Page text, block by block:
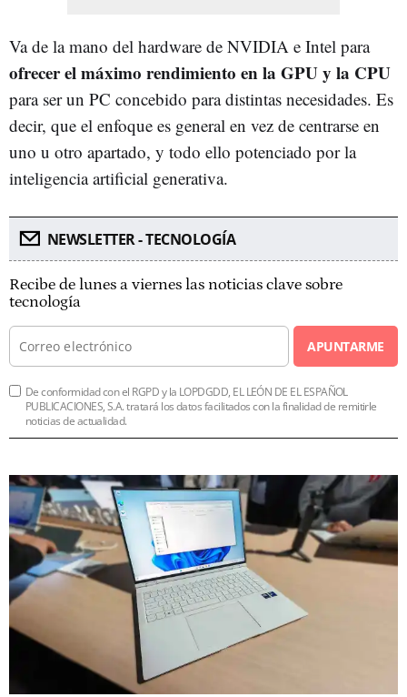
Va de la mano del hardware de NVIDIA e Intel para
ofrecer el máximo rendimiento en la GPU y la CPU
para ser un PC concebido para distintas necesidades. Es
decir, que el enfoque es general en vez de centrarse en
uno u otro apartado, y todo ello potenciado por la
inteligencia artificial generativa.
NEWSLETTER - TECNOLOGÍA
Recibe de lunes a viernes las noticias clave sobre
tecnología
APUNTARME
De conformidad con el RGPD y la LOPDGDD, EL LEÓN DE EL ESPAÑOL
PUBLICACIONES, S.A. tratará los datos facilitados con la finalidad de remitirle
noticias de actualidad.